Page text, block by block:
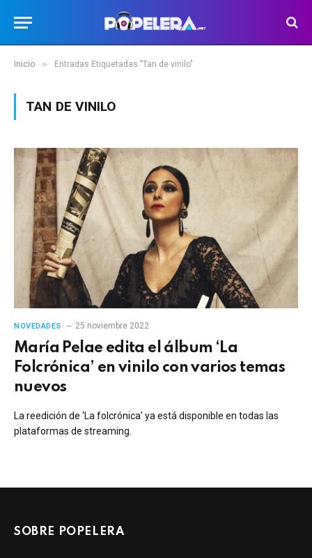
Inicio » Entradas Etiquetadas "Tan de vinilo"
TAN DE VINILO
NOVEDADES 25 noviembre 2022
María Pelae edita el álbum ‘La
Folcrónica’ en vinilo con varios temas
nuevos
La reedición de ‘La folcrónica’ ya está disponible en todas las
plataformas de streaming.
SOBRE POPELERA